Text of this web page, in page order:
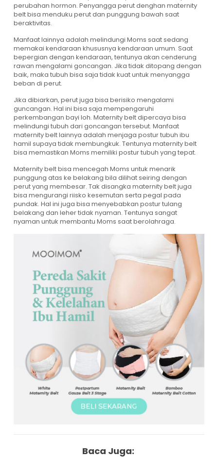
perubahan hormon. Penyangga perut denghan maternity
belt bisa menduku perut dan punggung bawah saat
beraktivitas.
Manfaat lainnya adalah melindungi Moms saat sedang
memakai kendaraan khususnya kendaraan umum. Saat
bepergian dengan kendaraan, tentunya akan cenderung
rawan mengalami goncangan. Jika tidak ditopang dengan
baik, maka tubuh bisa saja tidak kuat untuk menyangga
beban di perut.
Jika dibiarkan, perut juga bisa berisiko mengalami
guncangan. Hal ini bisa saja mempengaruhi
perkembangan bayi loh. Maternity belt dipercaya bisa
melindungi tubuh dari goncangan tersebut. Manfaat
maternity belt lainnya adalah menjaga postur tubuh ibu
hamil supaya tidak membungkuk. Tentunya maternity belt
bisa memastikan Moms memiliki postur tubuh yang tepat.
Maternity belt bisa mencegah Moms untuk menarik
punggung atas ke belakang bila dilihat seiring dengan
perut yang membesar. Tak disangka maternity belt juga
bisa mengurangi riisko kesemutan serta pegal pada
pundak. Hal ini juga bisa menyebabkan postur tulang
belakang dan leher tidak nyaman. Tentunya sangat
nyaman untuk membantu Moms saat berolahraga.
Baca Juga: